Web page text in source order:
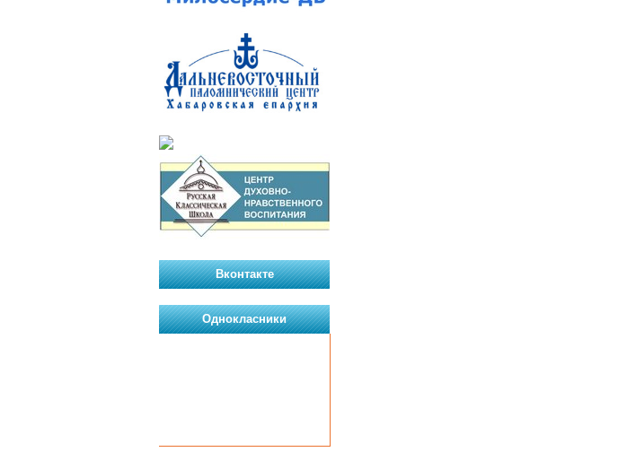
Вконтакте
Однокласники